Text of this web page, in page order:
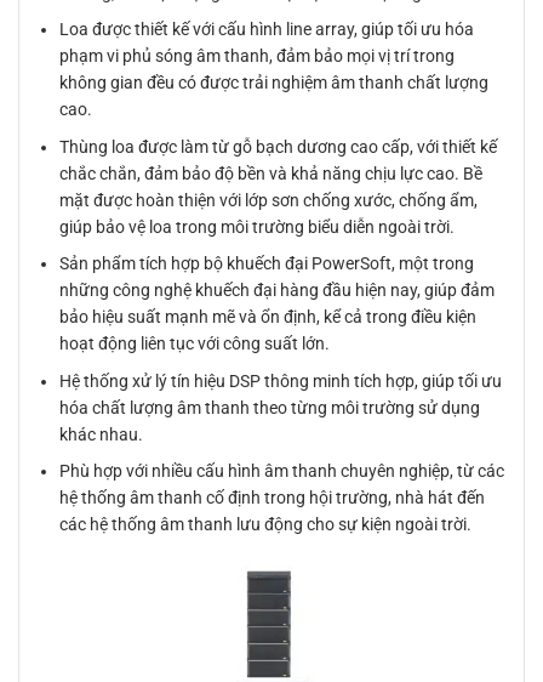
Loa được thiết kế với cấu hình line array, giúp tối ưu hóa
phạm vi phủ sóng âm thanh, đảm bảo mọi vị trí trong
không gian đều có được trải nghiệm âm thanh chất lượng
cao.
Thùng loa được làm từ gỗ bạch dương cao cấp, với thiết kế
chắc chắn, đảm bảo độ bền và khả năng chịu lực cao. Bề
mặt được hoàn thiện với lớp sơn chống xước, chống ẩm,
giúp bảo vệ loa trong môi trường biểu diễn ngoài trời.
Sản phẩm tích hợp bộ khuếch đại PowerSoft, một trong
những công nghệ khuếch đại hàng đầu hiện nay, giúp đảm
bảo hiệu suất mạnh mẽ và ổn định, kể cả trong điều kiện
hoạt động liên tục với công suất lớn.
Hệ thống xử lý tín hiệu DSP thông minh tích hợp, giúp tối ưu
hóa chất lượng âm thanh theo từng môi trường sử dụng
khác nhau.
Phù hợp với nhiều cấu hình âm thanh chuyên nghiệp, từ các
hệ thống âm thanh cố định trong hội trường, nhà hát đến
các hệ thống âm thanh lưu động cho sự kiện ngoài trời.